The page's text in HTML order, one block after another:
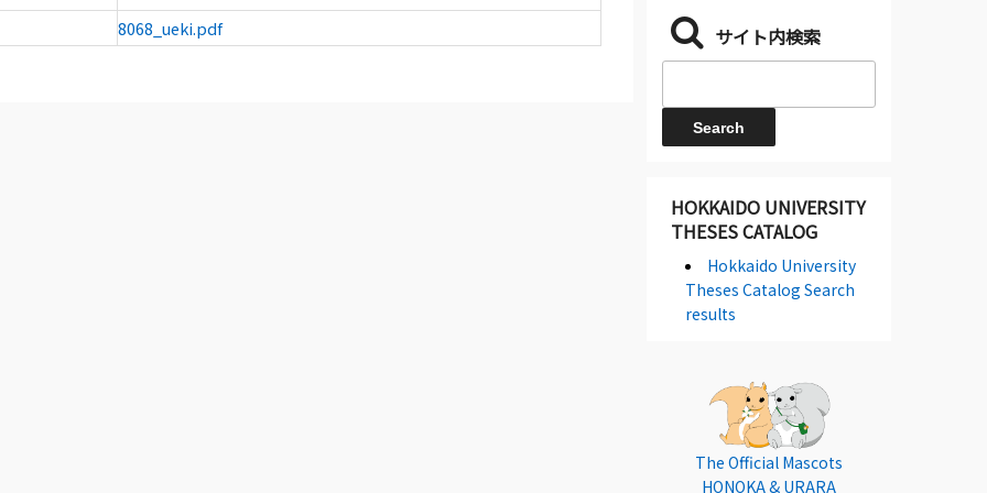
8068_ueki.pdf サイト内検索
HOKKAIDO UNIVERSITY
THESES CATALOG
Hokkaido University
Theses Catalog Search
results
The Official Mascots
HONOKA & URARA